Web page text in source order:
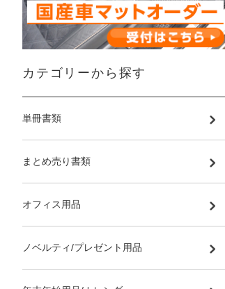
カテゴリーから探す
単冊書類
まとめ売り書類
オフィス用品
ノベルティ/プレゼント用品